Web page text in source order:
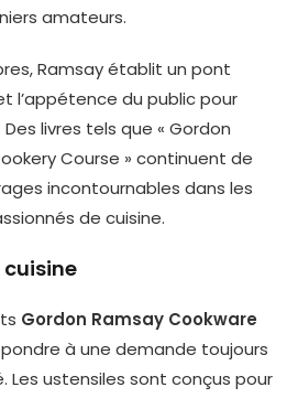
amateurs.
Ramsay établit un pont
l’appétence du public pour
livres tels que « Gordon
Course » continuent de
incontournables dans les
de cuisine.
cuisine
Gordon Ramsay Cookware
à une demande toujours
Les ustensiles sont conçus pour